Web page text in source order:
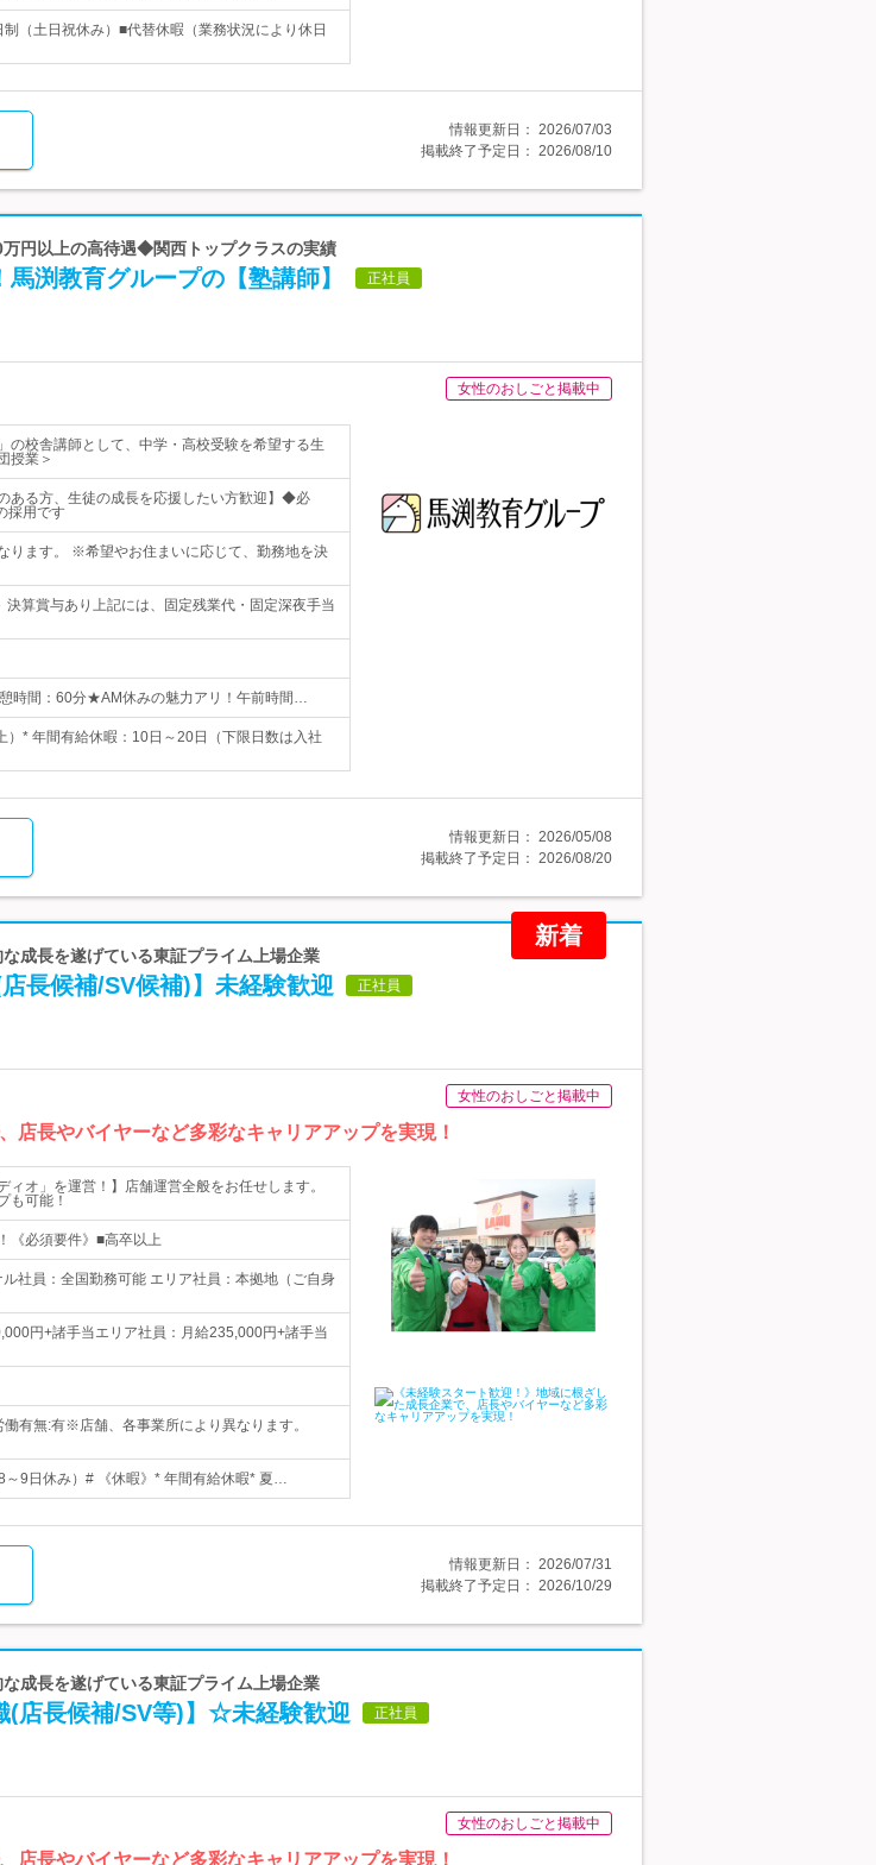
（土日祝休み）■代替休暇（業務状況により休日
情報更新日： 2026/07/03
掲載終了予定日： 2026/08/10
円以上の高待遇◆関西トップクラスの実績
渕教育グループの【塾講師】 正社員
女性のおしごと掲載中
の校舎講師として、中学・高校受験を希望する生
授業＞
ある方、生徒の成長を応援したい方歓迎】◆必
採用です
ります。 ※希望やお住まいに応じて、勤務地を決
算賞与あり上記には、固定残業代・固定深夜手当
時間：60分★AM休みの魅力アリ！午前時間…
* 年間有給休暇：10日～20日（下限日数は入社
情報更新日： 2026/05/08
掲載終了予定日： 2026/08/20
新着
成長を遂げている東証プライム上場企業
長候補/SV候補)】未経験歓迎 正社員
女性のおしごと掲載中
店長やバイヤーなど多彩なキャリアアップを実現！
ィオ」を運営！】店舗運営全般をお任せします。
も可能！
《必須要件》■高卒以上
社員：全国勤務可能 エリア社員：本拠地（ご自身
円+諸手当エリア社員：月給235,000円+諸手当
有無:有※店舗、各事業所により異なります。
9日休み）# 《休暇》* 年間有給休暇* 夏…
情報更新日： 2026/07/31
掲載終了予定日： 2026/10/29
成長を遂げている東証プライム上場企業
(店長候補/SV等)】☆未経験歓迎 正社員
女性のおしごと掲載中
店長やバイヤーなど多彩なキャリアアップを実現！